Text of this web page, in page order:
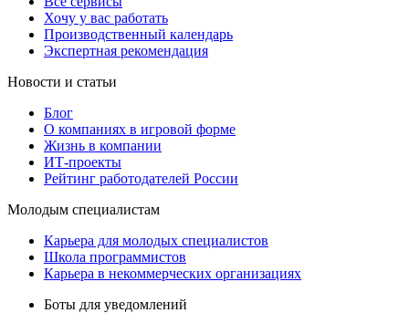
Хочу у вас работать
Производственный календарь
Экспертная рекомендация
Новости и статьи
Блог
О компаниях в игровой форме
Жизнь в компании
ИТ-проекты
Рейтинг работодателей России
Молодым специалистам
Карьера для молодых специалистов
Школа программистов
Карьера в некоммерческих организациях
Боты для уведомлений